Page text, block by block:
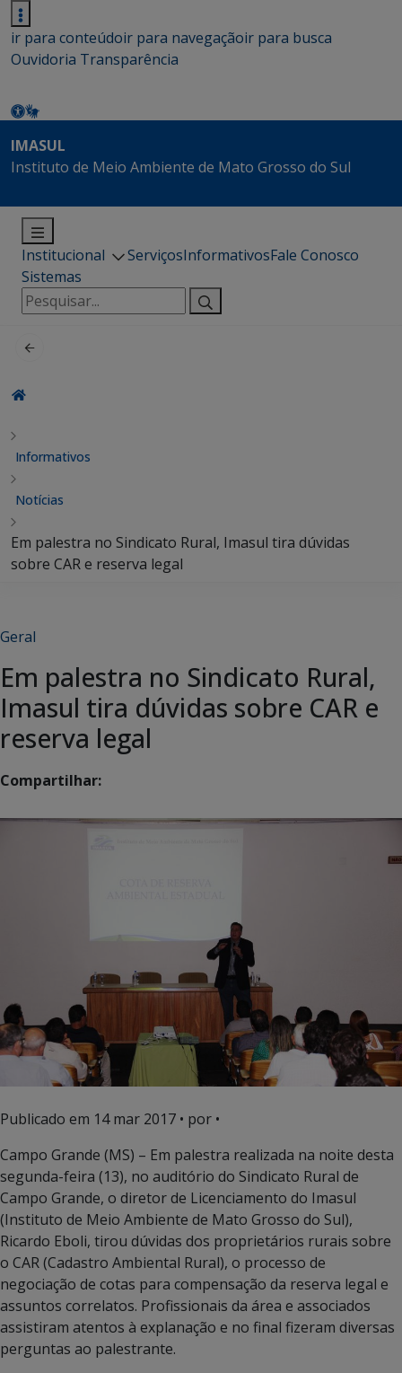
ir para conteúdoir para navegaçãoir para busca
Ouvidoria Transparência
IMASUL
Instituto de Meio Ambiente de Mato Grosso do Sul
Institucional ServiçosInformativosFale Conosco
Sistemas
Pesquisar
por:
Informativos
Notícias
Em palestra no Sindicato Rural, Imasul tira dúvidas
sobre CAR e reserva legal
Geral
Em palestra no Sindicato Rural,
Imasul tira dúvidas sobre CAR e
reserva legal
Compartilhar:
Publicado em 14 mar 2017 • por •
Campo Grande (MS) – Em palestra realizada na noite desta
segunda-feira (13), no auditório do Sindicato Rural de
Campo Grande, o diretor de Licenciamento do Imasul
(Instituto de Meio Ambiente de Mato Grosso do Sul),
Ricardo Eboli, tirou dúvidas dos proprietários rurais sobre
o CAR (Cadastro Ambiental Rural), o processo de
negociação de cotas para compensação da reserva legal e
assuntos correlatos. Profissionais da área e associados
assistiram atentos à explanação e no final fizeram diversas
perguntas ao palestrante.